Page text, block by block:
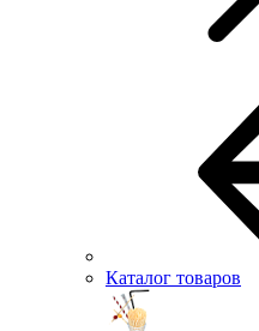
Каталог товаров